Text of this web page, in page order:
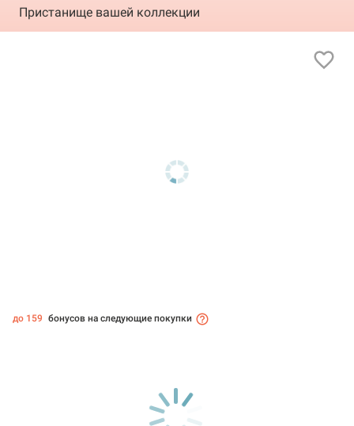
Пристанище вашей коллекции
до 159 бонусов на следующие покупки